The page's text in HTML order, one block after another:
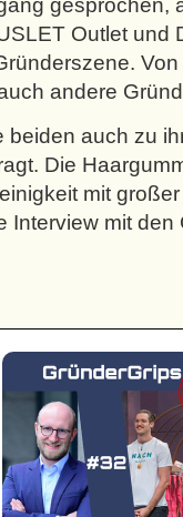
Outlet und
andere
beiden auch zu
Die
mit
Interview mit den